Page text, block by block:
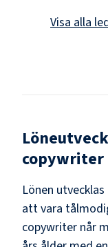
Visa alla
copywriter
Lönen
att vara
copywriter når